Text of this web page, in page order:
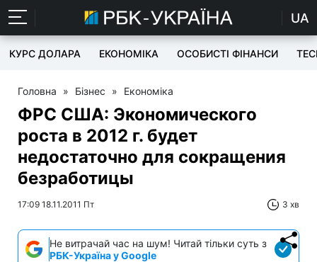
UA
КУРС ДОЛАРА ЕКОНОМІКА ОСОБИСТІ ФІНАНСИ
Головна » Бізнес » Економіка
ФРС США: Экономического
роста в 2012 г. будет
недостаточно для сокращения
безработицы
17:09 18.11.2011 Пт 3 хв
Не витрачай час на шум! Читай тільки суть з
РБК-Україна у Google